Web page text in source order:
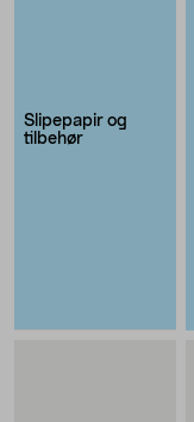
Slipepapir og
tilbehør